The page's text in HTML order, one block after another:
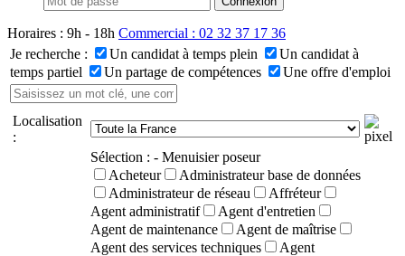
Horaires : 9h - 18h Commercial : 02 32 37 17 36
Je recherche :
Un candidat à temps plein
Un candidat à
temps partiel
Un partage de compétences Une offre d'emploi
Localisation
:
Sélection : - Menuisier poseur
Acheteur
Administrateur base de données
Administrateur de réseau
Affréteur
Agent administratif
Agent d'entretien
Agent de maintenance
Agent de maîtrise
Agent des services techniques
Agent